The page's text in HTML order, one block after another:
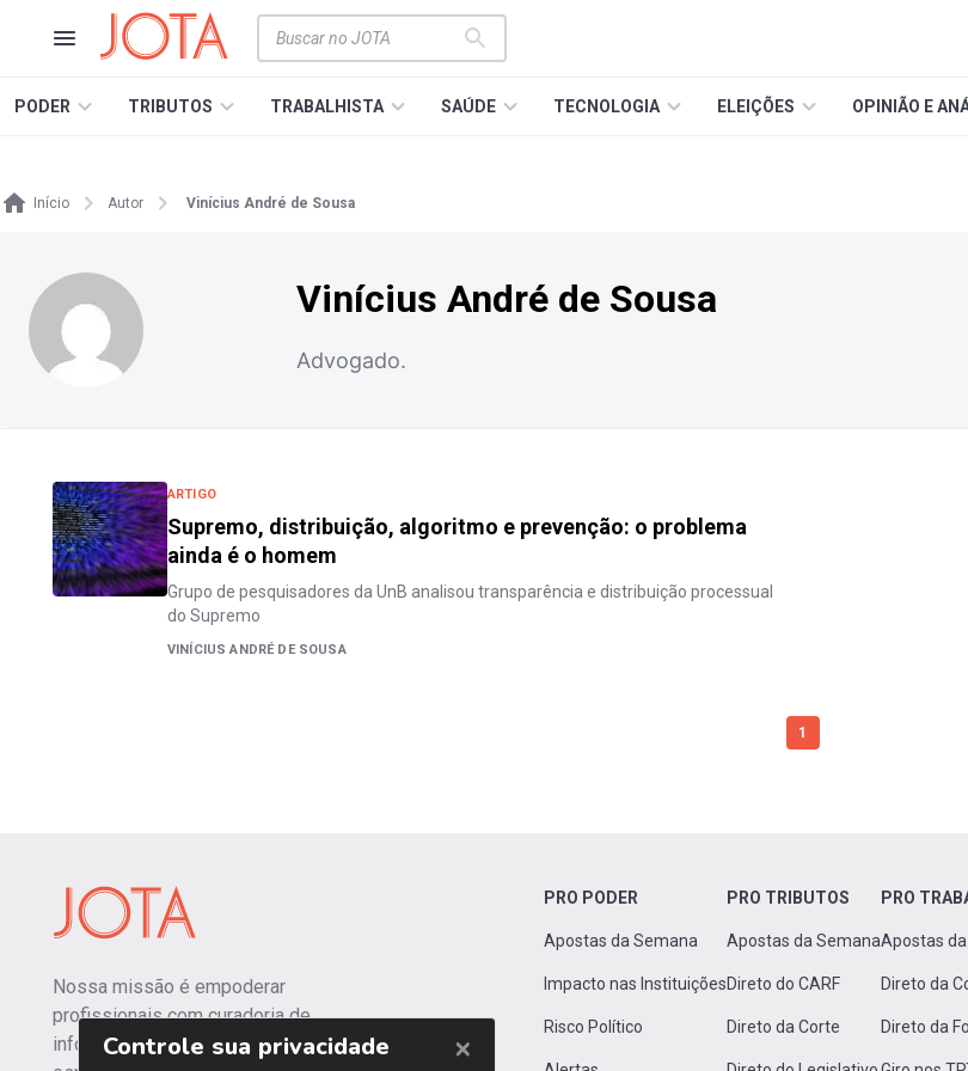
PODER TRIBUTOS TRABALHISTA SAÚDE TECNOLOGIA ELEIÇÕES OPINIÃO E
Início Autor Vinícius André de Sousa
Vinícius André de Sousa
Advogado.
ARTIGO
Supremo, distribuição, algoritmo e prevenção: o problema
ainda é o homem
Grupo de pesquisadores da UnB analisou transparência e distribuição processual
do Supremo
VINÍCIUS ANDRÉ DE SOUSA
1
Nossa missão é empoderar
profissionais com curadoria de
informações independentes e
PRO PODER
Apostas da Semana
Impacto nas Instituições
Risco Político
PRO TRIBUTOS
Apostas da Semana
Direto do CARF
Direto da Corte
PRO
Apostas
Direto da
Direto da